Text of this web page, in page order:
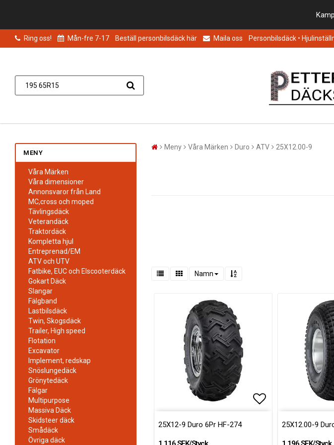
Ring oss! Mån-fre 7-17 Beställ personbilsdäck här Maila oss Personbilsdäck •
MENY
Våra Märken
Våra dimensioner
Annonsvaror från Land
MC,cross och moped
Tävlingsdäck
Veterandäck
Traktordäck
Kompletta hjul
Entreprenad/EM
ATV och UTV
Fatbike, EUC och Elscooterdäck
Gokart Däck
Slangar
Fälgband
Lastbilsdäck
Twin, Skogsdäck
Trailer, High speed
Flotation
Excavator
Implement, redskap
Snöslungedäck
Grönytedäck
Fälgar
Multipurpose
Massiva Däck
Skidsteer däck
Smådäck
Övriga däck
Meny Våra Märken Duro ATV 25X12.00-9
Namn
25X12-9 Duro 6Pr HF-274 25X12.00-9